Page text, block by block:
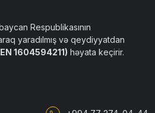
Respublikasının
yaradılmış və qeydiyyatdan
1604594211) həyata keçirir.